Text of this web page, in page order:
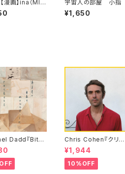
漫画】ina（MIL
配達DIARY』
宇宙人の部屋 小指
¥1,650
Dadd『Bite
』 レイ
ッド
Chris Cohen『クリス・
コーエン』
¥1,944
10%OFF